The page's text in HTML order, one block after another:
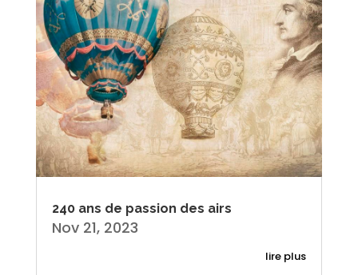
240 ans de passion des airs
Nov 21, 2023
lire plus